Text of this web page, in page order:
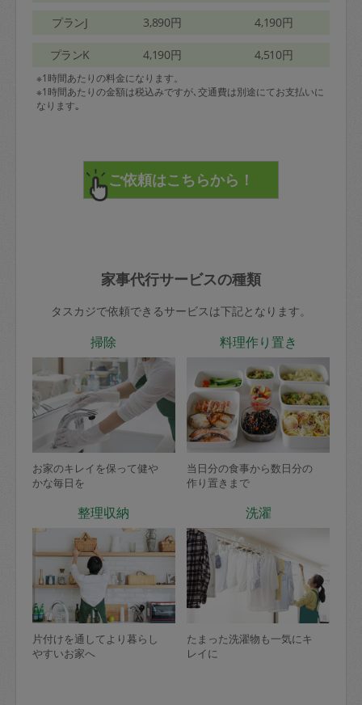
プランJ 3,890円 4,190円
プランK 4,190円 4,510円
※1時間あたりの料金になります。
※1時間あたりの金額は税込みですが､交通費は別途にてお支払いに
なります｡
家事代行サービスの種類
タスカジで依頼できるサービスは下記となります。
掃除
お家のキレイを保って健や
かな毎日を
料理作り置き
当日分の食事から数日分の
作り置きまで
整理収納
片付けを通してより暮らし
やすいお家へ
洗濯
たまった洗濯物も一気にキ
レイに